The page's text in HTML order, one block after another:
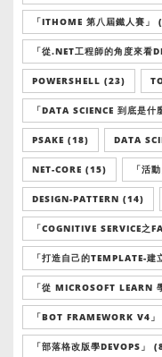
「ITHOME 第八屆鐵人賽」
「從.NET工程師的角度來看
POWERSHELL (23)
「DATA SCIENCE 到底是
PSAKE (18) DATA
NET-CORE (15) 「活
DESIGN-PATTERN (14)
「COGNITIVE SERVICE之
「打造自己的TEMPLATE-
「從 MICROSOFT LEARN
「BOT FRAMEWORK V4
「部落格改版學DEVOPS」